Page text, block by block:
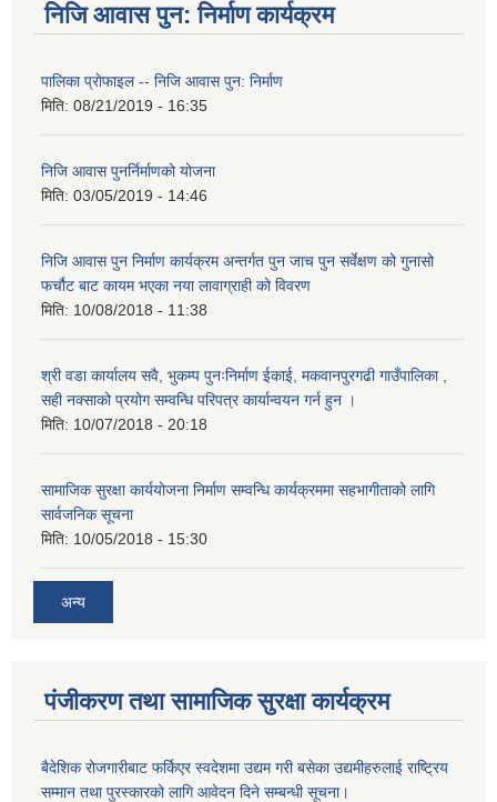
निजि आवास पुन: निर्माण कार्यक्रम
पालिका प्राेफाइल -- निजि आवास पुन: निर्माण
मिति: 08/21/2019 - 16:35
निजि आवास पुनर्निर्माणको योजना
मिति: 03/05/2019 - 14:46
निजि आवास पुन निर्माण कार्यक्रम अन्तर्गत पुन जाच पुन सर्वेक्षण को गुनासो
फर्चौट बाट कायम भएका नया लावाग्राही को विवरण
मिति: 10/08/2018 - 11:38
श्री वडा कार्यालय सवै, भुकम्प पुनःनिर्माण ईकाई, मकवानपुरगढी गाउँपालिका ,
सही नक्साको प्रयोग सम्वन्धि परिपत्र कार्यान्वयन गर्न हुन ।
मिति: 10/07/2018 - 20:18
सामाजिक सुरक्षा कार्ययोजना निर्माण सम्वन्धि कार्यक्रममा सहभागीताको लागि
सार्वजनिक सूचना
मिति: 10/05/2018 - 15:30
अन्य
पंजीकरण तथा सामाजिक सुरक्षा कार्यक्रम
बैदेशिक रोजगारीबाट फर्किएर स्वदेशमा उद्यम गरी बसेका उद्यमीहरुलाई राष्‍ट्रिय
सम्मान तथा पुरस्कारको लागि आवेदन दिने सम्बन्धी सूचना।